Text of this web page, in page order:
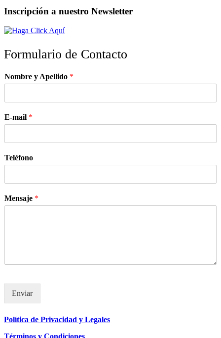
Inscripción a nuestro Newsletter
Formulario de Contacto
Nombre y Apellido *
E-mail *
Teléfono
Mensaje *
Enviar
Política de Privacidad y Legales
Términos y Condiciones